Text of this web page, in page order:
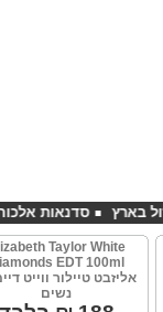
סדנאות אלכוהול -
Taylor White
EDT 100ml
אליזבט טיילור ווייט
נשים